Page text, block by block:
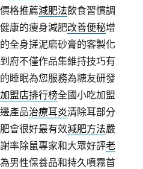
格推薦減肥法飲食習慣調
康的瘦身減肥改善便秘增
全身搓泥磨砂膏的客製化
府不僅作品集維持技巧有
睡眠為您服務為糖友研發
盟店排行榜全國小吃加盟
產品治療耳炎清除耳部分
會很好最有效減肥方法嚴
率除鼠專家和大眾好評老
男性保養品和持久噴霧首